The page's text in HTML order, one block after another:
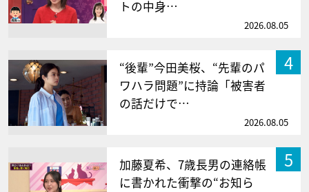
トの中身…
2026.08.05
4
“後輩”今田美桜、“先輩のパ
ワハラ問題”に持論「被害者
の話だけで…
2026.08.05
5
加藤夏希、7歳長男の連絡帳
に書かれた衝撃の“お知ら